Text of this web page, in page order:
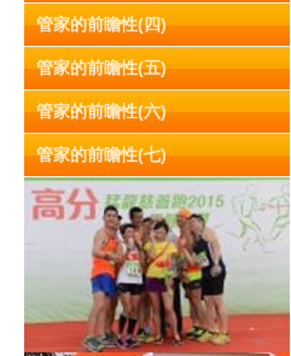
管家的前瞻性(四)
管家的前瞻性(五)
管家的前瞻性(六)
管家的前瞻性(七)